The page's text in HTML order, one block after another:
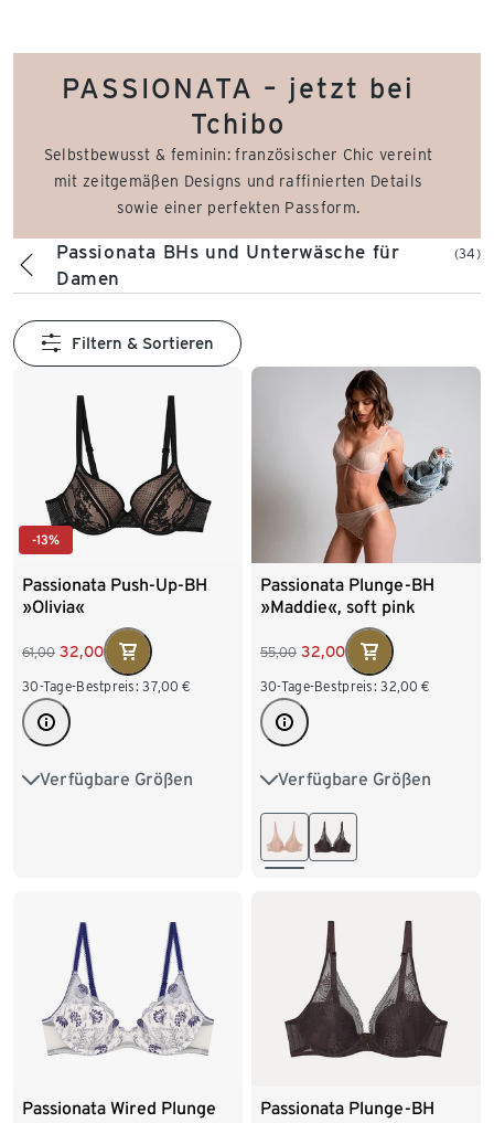
PASSIONATA – jetzt bei
Tchibo
Selbstbewusst & feminin: französischer Chic vereint
mit zeitgemäßen Designs und raffinierten Details
sowie einer perfekten Passform.
Passionata BHs und Unterwäsche für
Damen
(34)
Filtern & Sortieren
-13%
Passionata Push-Up-BH
»Olivia«
61,00 32,00
30-Tage-Bestpreis: 37,00 €
Verfügbare Größen
70A 70B 70C
80A 80B
80D 80E
85A 85B 85C
Passionata Plunge-BH
»Maddie«, soft pink
55,00 32,00
30-Tage-Bestpreis: 32,00 €
Verfügbare Größen
75B 75C 80B
80C 80D
85E 85F
Passionata Wired Plunge
Passionata Plunge-BH